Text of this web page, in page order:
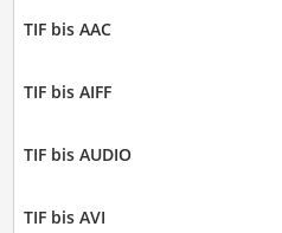
TIF bis AAC
TIF bis AIFF
TIF bis AUDIO
TIF bis AVI